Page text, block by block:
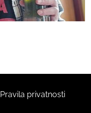
Pravila privatnosti